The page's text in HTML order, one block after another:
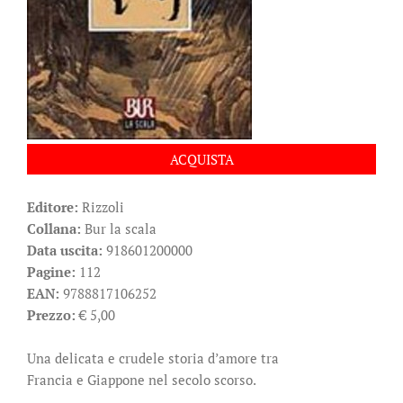
ACQUISTA
Editore: Rizzoli
Collana: Bur la scala
Data uscita: 918601200000
Pagine: 112
EAN: 9788817106252
Prezzo: € 5,00
Una delicata e crudele storia d’amore tra
Francia e Giappone nel secolo scorso.